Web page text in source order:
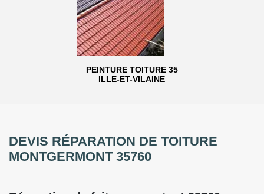
PEINTURE TOITURE 35
ILLE-ET-VILAINE
DEVIS RÉPARATION DE TOITURE
MONTGERMONT 35760